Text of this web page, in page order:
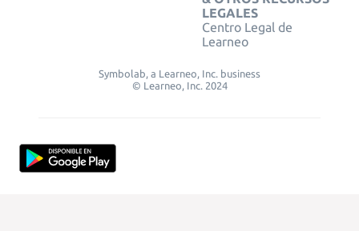
LEGALES
Centro Legal de
Learneo
Symbolab, a Learneo, Inc. business
© Learneo, Inc. 2024